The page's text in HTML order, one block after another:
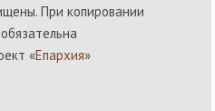
При копировании
«Епархия»